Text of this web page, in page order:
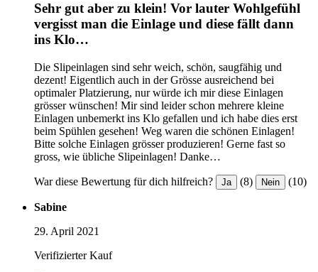
Sehr gut aber zu klein! Vor lauter Wohlgefühl
vergisst man die Einlage und diese fällt dann
ins Klo…
Die Slipeinlagen sind sehr weich, schön, saugfähig und
dezent! Eigentlich auch in der Grösse ausreichend bei
optimaler Platzierung, nur würde ich mir diese Einlagen
grösser wünschen! Mir sind leider schon mehrere kleine
Einlagen unbemerkt ins Klo gefallen und ich habe dies erst
beim Spühlen gesehen! Weg waren die schönen Einlagen!
Bitte solche Einlagen grösser produzieren! Gerne fast so
gross, wie übliche Slipeinlagen! Danke…
War diese Bewertung für dich hilfreich? Ja (8) Nein (10)
Sabine
29. April 2021
Verifizierter Kauf